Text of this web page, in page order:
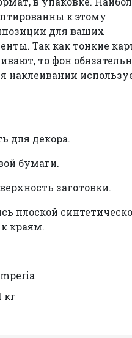
к этому
для ваших
Так как тонкие
то фон
наклеивании
для декора.
бумаги.
заготовки.
плоской
краям.
кг